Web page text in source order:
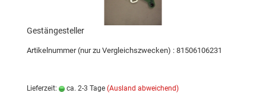
Gestängesteller
Artikelnummer (nur zu Vergleichszwecken) : 81506106231
Lieferzeit: ca. 2-3 Tage (Ausland abweichend)